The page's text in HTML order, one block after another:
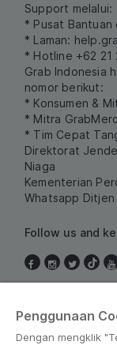
Support melalui:
* Pusat Bantuan
* Laman:
* Hotline +62 21
Grab Indonesia
nomor berikut:
* Konsumen &
* Mitra
* Tim Cepat
Direktorat
Niaga
Kementerian
Whatsapp Ditjen
Follow us and
Penggunaan
Dengan mengklik